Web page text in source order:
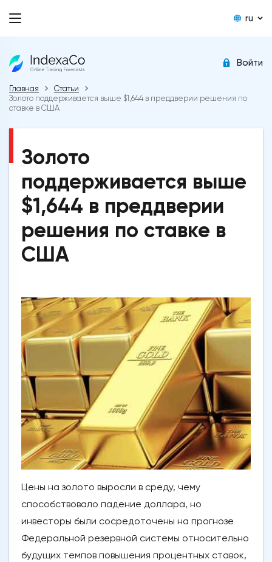
ru
Войти
Главная
Статьи
Золото поддерживается выше $1,644 в преддверии решения по
ставке в США
Золото
поддерживается выше
$1,644 в преддверии
решения по ставке в
США
Цены на золото выросли в среду, чему
способствовало падение доллара, но
инвесторы были сосредоточены на прогнозе
Федеральной резервной системы относительно
будущих темпов повышения процентных ставок,